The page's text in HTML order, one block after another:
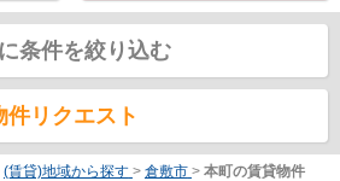
条件を絞り込む
件リクエスト
(賃貸)地域から探す > 倉敷市 > 本町の賃貸物件